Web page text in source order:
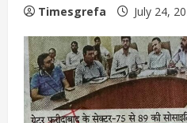
Timesgrefa July 24,